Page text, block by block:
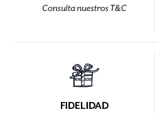
Consulta nuestros T&C
FIDELIDAD